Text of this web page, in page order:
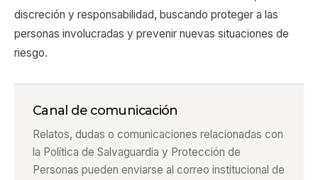
discreción y responsabilidad, buscando proteger a las
personas involucradas y prevenir nuevas situaciones de
riesgo.
Canal de comunicación
Relatos, dudas o comunicaciones relacionadas con
la Política de Salvaguardia y Protección de
Personas pueden enviarse al correo institucional de